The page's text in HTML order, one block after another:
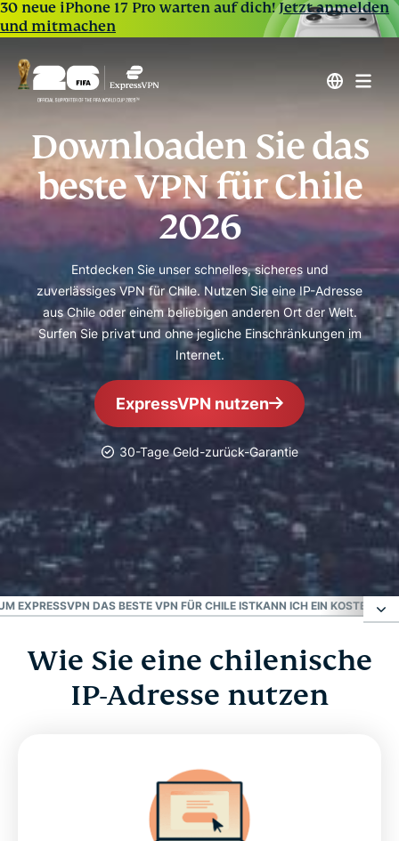
30 neue iPhone 17 Pro warten auf dich!Jetzt anmelden
und mitmachen
Downloaden Sie das
beste VPN für Chile
2026
Entdecken Sie unser schnelles, sicheres und
zuverlässiges VPN für Chile. Nutzen Sie eine IP-Adresse
aus Chile oder einem beliebigen anderen Ort der Welt.
Surfen Sie privat und ohne jegliche Einschränkungen im
Internet.
ExpressVPN nutzen
30-Tage Geld-zurück-Garantie
Vertrauenswürdig
Bestes VPN für Chile
EXPRESSVPN DAS BESTE VPN FÜR CHILE ISTKANN ICH EIN
Wie Sie eine chilenische IP-Adresse nutzen
Warum sollten Sie ein chilenisches VPN nutzen?
Laden Sie ein Chile-VPN für alle Ihre Geräte
Wie Sie eine chilenische
IP-Adresse nutzen